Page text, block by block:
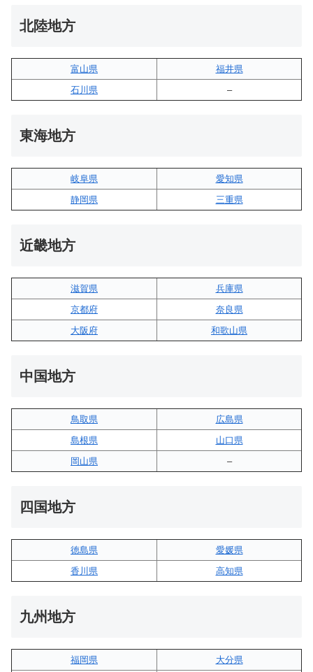
北陸地方
富山県
福井県
石川県
–
東海地方
岐阜県
愛知県
静岡県
三重県
近畿地方
滋賀県
兵庫県
京都府
奈良県
大阪府
和歌山県
中国地方
鳥取県
広島県
島根県
山口県
岡山県
–
四国地方
徳島県
愛媛県
香川県
高知県
九州地方
福岡県 大分県